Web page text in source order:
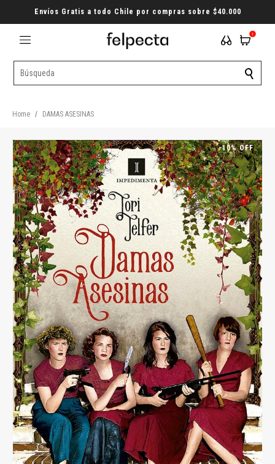
Envíos Gratis a todo Chile por compras sobre $40.000
1
Home / DAMAS ASESINAS
-10% OFF